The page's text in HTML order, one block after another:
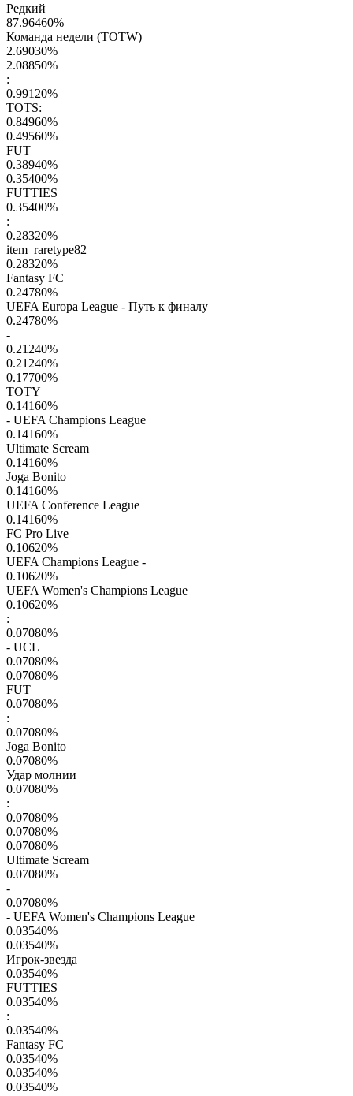
Редкий
87.96460%
Команда недели (TOTW)
2.69030%
2.08850%
:
0.99120%
TOTS:
0.84960%
0.49560%
FUT
0.38940%
0.35400%
FUTTIES
0.35400%
:
0.28320%
item_raretype82
0.28320%
Fantasy FC
0.24780%
UEFA Europa League - Путь к финалу
0.24780%
-
0.21240%
0.21240%
0.17700%
TOTY
0.14160%
- UEFA Champions League
0.14160%
Ultimate Scream
0.14160%
Joga Bonito
0.14160%
UEFA Conference League
0.14160%
FC Pro Live
0.10620%
UEFA Champions League -
0.10620%
UEFA Women's Champions League
0.10620%
:
0.07080%
- UCL
0.07080%
0.07080%
FUT
0.07080%
:
0.07080%
Joga Bonito
0.07080%
Удар молнии
0.07080%
:
0.07080%
0.07080%
0.07080%
Ultimate Scream
0.07080%
-
0.07080%
- UEFA Women's Champions League
0.03540%
0.03540%
Игрок-звезда
0.03540%
FUTTIES
0.03540%
:
0.03540%
Fantasy FC
0.03540%
0.03540%
0.03540%